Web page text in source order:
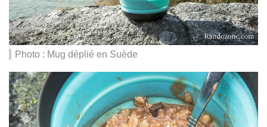
Photo : Mug déplié en Suède